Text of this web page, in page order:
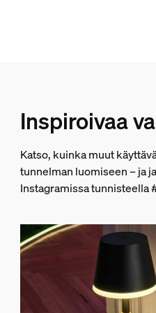
Mukana himmennin
Kyllä
Integroitu LED
Kyllä
Tuotteessa virtakytkin
Kannettava
Kyllä
Mukana verkkolaite
Inspiroivaa
Katso, kuinka muut
tunnelman luomiseen – ja
Instagramissa tunnisteella